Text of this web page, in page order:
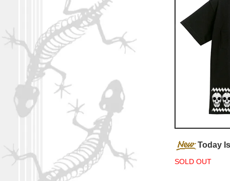
Today
SOLD OUT